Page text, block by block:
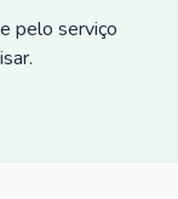
pelo serviço